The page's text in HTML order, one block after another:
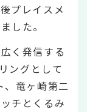
プレイスメ
した。
く発信する
ングとして
、竜ヶ崎第二
チとくるみ